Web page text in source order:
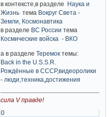
в контексте,в разделе
Наука и
Жизнь тема Вокруг Света -
Земли, Космонавтика
в разделе ВС России тема
Космические войска - ВКО
а в разделеТеремок темы:
Back in the U.S.S.R.
Рождённые в СССР,видеоролики
- люди,техника,достижения
сила V правде!
0